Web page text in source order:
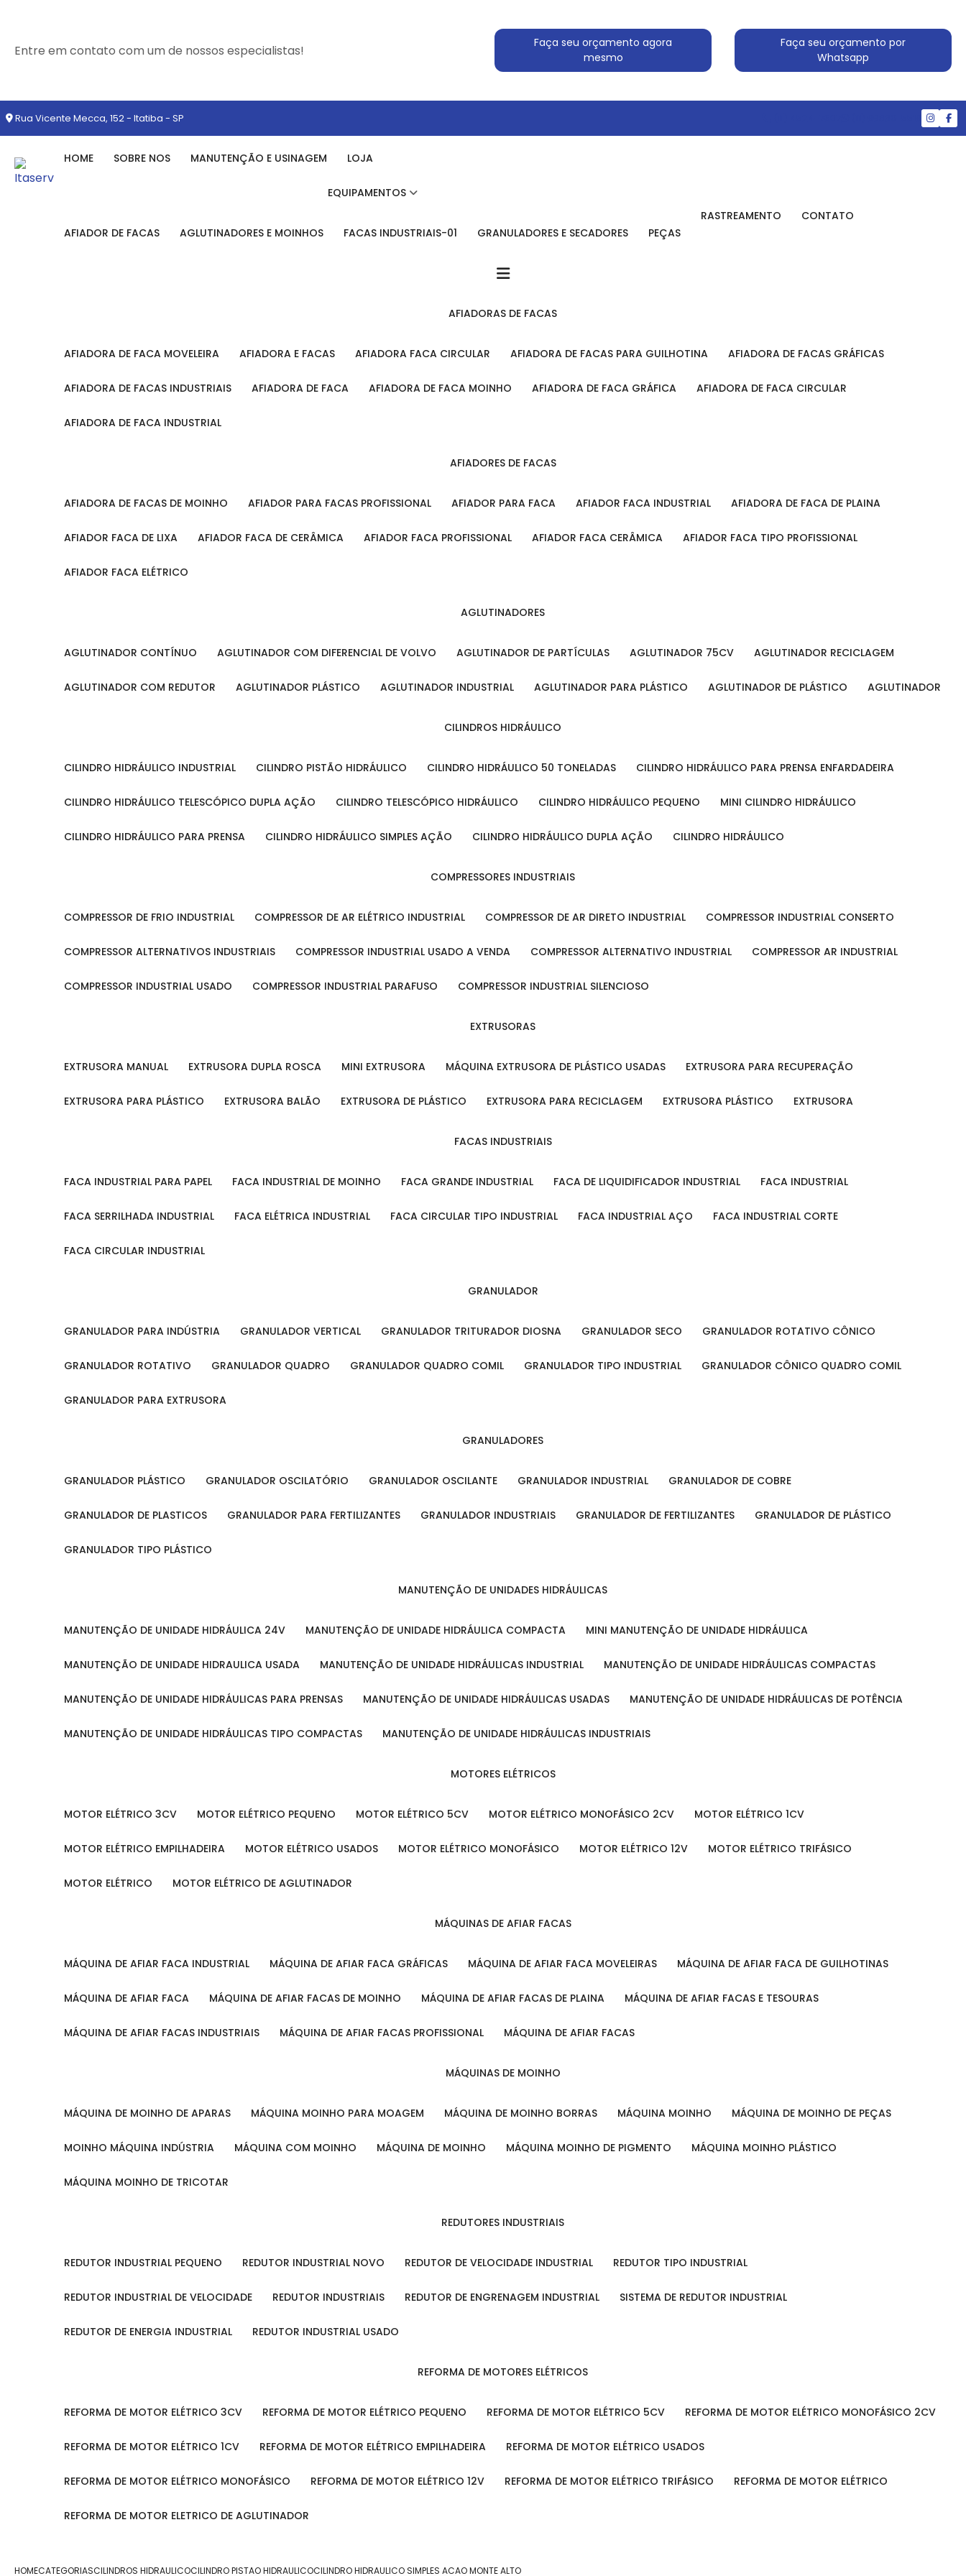
Entre em contato com um de nossos especialistas!
Faça seu orçamento agora
mesmo
Faça seu orçamento por
Whatsapp
Rua Vicente Mecca, 152 - Itatiba - SP
HOME SOBRE NOS MANUTENÇÃO E USINAGEM LOJA
EQUIPAMENTOS
AFIADOR DE FACAS AGLUTINADORES E MOINHOS FACAS INDUSTRIAIS-01 GRANULADORES E SECADORES PEÇAS
RASTREAMENTO CONTATO
AFIADORAS DE FACAS
AFIADORA DE FACA MOVELEIRA AFIADORA E FACAS AFIADORA FACA CIRCULAR AFIADORA DE FACAS PARA GUILHOTINA AFIADORA DE FACAS GRÁFICAS
AFIADORA DE FACAS INDUSTRIAIS AFIADORA DE FACA AFIADORA DE FACA MOINHO AFIADORA DE FACA GRÁFICA AFIADORA DE FACA CIRCULAR
AFIADORA DE FACA INDUSTRIAL
AFIADORES DE FACAS
AFIADORA DE FACAS DE MOINHO AFIADOR PARA FACAS PROFISSIONAL AFIADOR PARA FACA AFIADOR FACA INDUSTRIAL AFIADORA DE FACA DE PLAINA
AFIADOR FACA DE LIXA AFIADOR FACA DE CERÂMICA AFIADOR FACA PROFISSIONAL AFIADOR FACA CERÂMICA AFIADOR FACA TIPO PROFISSIONAL
AFIADOR FACA ELÉTRICO
AGLUTINADORES
AGLUTINADOR CONTÍNUO AGLUTINADOR COM DIFERENCIAL DE VOLVO AGLUTINADOR DE PARTÍCULAS AGLUTINADOR 75CV AGLUTINADOR RECICLAGEM
AGLUTINADOR COM REDUTOR AGLUTINADOR PLÁSTICO AGLUTINADOR INDUSTRIAL AGLUTINADOR PARA PLÁSTICO AGLUTINADOR DE PLÁSTICO AGLUTINADOR
CILINDROS HIDRÁULICO
CILINDRO HIDRÁULICO INDUSTRIAL CILINDRO PISTÃO HIDRÁULICO CILINDRO HIDRÁULICO 50 TONELADAS CILINDRO HIDRÁULICO PARA PRENSA ENFARDADEIRA
CILINDRO HIDRÁULICO TELESCÓPICO DUPLA AÇÃO CILINDRO TELESCÓPICO HIDRÁULICO CILINDRO HIDRÁULICO PEQUENO MINI CILINDRO HIDRÁULICO
CILINDRO HIDRÁULICO PARA PRENSA CILINDRO HIDRÁULICO SIMPLES AÇÃO CILINDRO HIDRÁULICO DUPLA AÇÃO CILINDRO HIDRÁULICO
COMPRESSORES INDUSTRIAIS
COMPRESSOR DE FRIO INDUSTRIAL COMPRESSOR DE AR ELÉTRICO INDUSTRIAL COMPRESSOR DE AR DIRETO INDUSTRIAL COMPRESSOR INDUSTRIAL CONSERTO
COMPRESSOR ALTERNATIVOS INDUSTRIAIS COMPRESSOR INDUSTRIAL USADO A VENDA COMPRESSOR ALTERNATIVO INDUSTRIAL COMPRESSOR AR INDUSTRIAL
COMPRESSOR INDUSTRIAL USADO COMPRESSOR INDUSTRIAL PARAFUSO COMPRESSOR INDUSTRIAL SILENCIOSO
EXTRUSORAS
EXTRUSORA MANUAL EXTRUSORA DUPLA ROSCA MINI EXTRUSORA MÁQUINA EXTRUSORA DE PLÁSTICO USADAS EXTRUSORA PARA RECUPERAÇÃO
EXTRUSORA PARA PLÁSTICO EXTRUSORA BALÃO EXTRUSORA DE PLÁSTICO EXTRUSORA PARA RECICLAGEM EXTRUSORA PLÁSTICO EXTRUSORA
FACAS INDUSTRIAIS
FACA INDUSTRIAL PARA PAPEL FACA INDUSTRIAL DE MOINHO FACA GRANDE INDUSTRIAL FACA DE LIQUIDIFICADOR INDUSTRIAL FACA INDUSTRIAL
FACA SERRILHADA INDUSTRIAL FACA ELÉTRICA INDUSTRIAL FACA CIRCULAR TIPO INDUSTRIAL FACA INDUSTRIAL AÇO FACA INDUSTRIAL CORTE
FACA CIRCULAR INDUSTRIAL
GRANULADOR
GRANULADOR PARA INDÚSTRIA GRANULADOR VERTICAL GRANULADOR TRITURADOR DIOSNA GRANULADOR SECO GRANULADOR ROTATIVO CÔNICO
GRANULADOR ROTATIVO GRANULADOR QUADRO GRANULADOR QUADRO COMIL GRANULADOR TIPO INDUSTRIAL GRANULADOR CÔNICO QUADRO COMIL
GRANULADOR PARA EXTRUSORA
GRANULADORES
GRANULADOR PLÁSTICO GRANULADOR OSCILATÓRIO GRANULADOR OSCILANTE GRANULADOR INDUSTRIAL GRANULADOR DE COBRE
GRANULADOR DE PLASTICOS GRANULADOR PARA FERTILIZANTES GRANULADOR INDUSTRIAIS GRANULADOR DE FERTILIZANTES GRANULADOR DE PLÁSTICO
GRANULADOR TIPO PLÁSTICO
MANUTENÇÃO DE UNIDADES HIDRÁULICAS
MANUTENÇÃO DE UNIDADE HIDRÁULICA 24V MANUTENÇÃO DE UNIDADE HIDRÁULICA COMPACTA MINI MANUTENÇÃO DE UNIDADE HIDRÁULICA
MANUTENÇÃO DE UNIDADE HIDRAULICA USADA MANUTENÇÃO DE UNIDADE HIDRÁULICAS INDUSTRIAL MANUTENÇÃO DE UNIDADE HIDRÁULICAS COMPACTAS
MANUTENÇÃO DE UNIDADE HIDRÁULICAS PARA PRENSAS MANUTENÇÃO DE UNIDADE HIDRÁULICAS USADAS MANUTENÇÃO DE UNIDADE HIDRÁULICAS DE POTÊNCIA
MANUTENÇÃO DE UNIDADE HIDRÁULICAS TIPO COMPACTAS MANUTENÇÃO DE UNIDADE HIDRÁULICAS INDUSTRIAIS
MOTORES ELÉTRICOS
MOTOR ELÉTRICO 3CV MOTOR ELÉTRICO PEQUENO MOTOR ELÉTRICO 5CV MOTOR ELÉTRICO MONOFÁSICO 2CV MOTOR ELÉTRICO 1CV
MOTOR ELÉTRICO EMPILHADEIRA MOTOR ELÉTRICO USADOS MOTOR ELÉTRICO MONOFÁSICO MOTOR ELÉTRICO 12V MOTOR ELÉTRICO TRIFÁSICO
MOTOR ELÉTRICO MOTOR ELÉTRICO DE AGLUTINADOR
MÁQUINAS DE AFIAR FACAS
MÁQUINA DE AFIAR FACA INDUSTRIAL MÁQUINA DE AFIAR FACA GRÁFICAS MÁQUINA DE AFIAR FACA MOVELEIRAS MÁQUINA DE AFIAR FACA DE GUILHOTINAS
MÁQUINA DE AFIAR FACA MÁQUINA DE AFIAR FACAS DE MOINHO MÁQUINA DE AFIAR FACAS DE PLAINA MÁQUINA DE AFIAR FACAS E TESOURAS
MÁQUINA DE AFIAR FACAS INDUSTRIAIS MÁQUINA DE AFIAR FACAS PROFISSIONAL MÁQUINA DE AFIAR FACAS
MÁQUINAS DE MOINHO
MÁQUINA DE MOINHO DE APARAS MÁQUINA MOINHO PARA MOAGEM MÁQUINA DE MOINHO BORRAS MÁQUINA MOINHO MÁQUINA DE MOINHO DE PEÇAS
MOINHO MÁQUINA INDÚSTRIA MÁQUINA COM MOINHO MÁQUINA DE MOINHO MÁQUINA MOINHO DE PIGMENTO MÁQUINA MOINHO PLÁSTICO
MÁQUINA MOINHO DE TRICOTAR
REDUTORES INDUSTRIAIS
REDUTOR INDUSTRIAL PEQUENO REDUTOR INDUSTRIAL NOVO REDUTOR DE VELOCIDADE INDUSTRIAL REDUTOR TIPO INDUSTRIAL
REDUTOR INDUSTRIAL DE VELOCIDADE REDUTOR INDUSTRIAIS REDUTOR DE ENGRENAGEM INDUSTRIAL SISTEMA DE REDUTOR INDUSTRIAL
REDUTOR DE ENERGIA INDUSTRIAL REDUTOR INDUSTRIAL USADO
REFORMA DE MOTORES ELÉTRICOS
REFORMA DE MOTOR ELÉTRICO 3CV REFORMA DE MOTOR ELÉTRICO PEQUENO REFORMA DE MOTOR ELÉTRICO 5CV REFORMA DE MOTOR ELÉTRICO MONOFÁSICO 2CV
REFORMA DE MOTOR ELÉTRICO 1CV REFORMA DE MOTOR ELÉTRICO EMPILHADEIRA REFORMA DE MOTOR ELÉTRICO USADOS
REFORMA DE MOTOR ELÉTRICO MONOFÁSICO REFORMA DE MOTOR ELÉTRICO 12V REFORMA DE MOTOR ELÉTRICO TRIFÁSICO REFORMA DE MOTOR ELÉTRICO
REFORMA DE MOTOR ELETRICO DE AGLUTINADOR
HOMECATEGORIASCILINDROS HIDRAULICOCILINDRO PISTAO HIDRAULICOCILINDRO HIDRAULICO SIMPLES ACAO MONTE ALTO